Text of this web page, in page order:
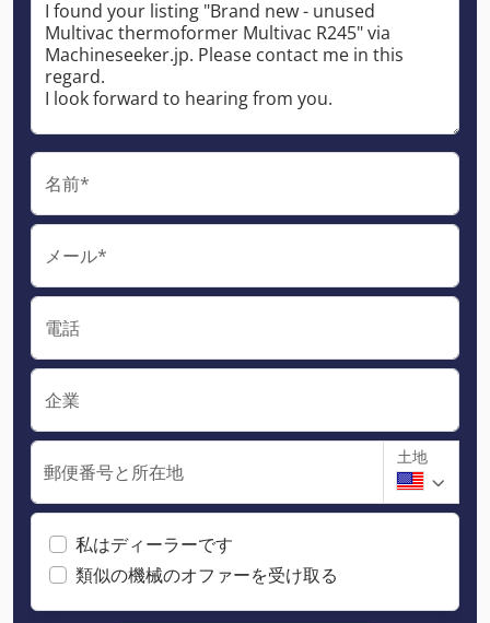
名前*
メール*
電話
企業
郵便番号と所在地
土地
私はディーラーです
類似の機械のオファーを受け取る